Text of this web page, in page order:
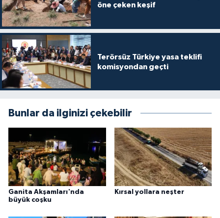
öne çeken keşif
Terörsüz Türkiye yasa teklifi
komisyondan geçti
Bunlar da ilginizi çekebilir
Ganita Akşamları'nda
büyük coşku
Kırsal yollara neşter